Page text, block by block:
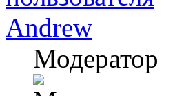
Andrew
Модератор